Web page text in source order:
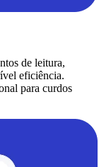
de leitura,
eficiência.
para curdos